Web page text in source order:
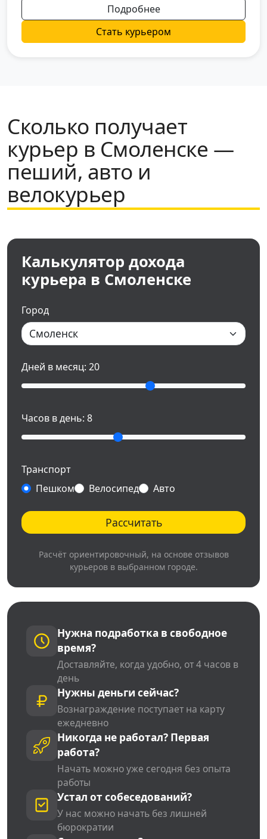
Подробнее
Стать курьером
Сколько получает
курьер в Смоленске —
пеший, авто и
велокурьер
Калькулятор дохода
курьера в Смоленске
Город
Дней в месяц: 20
Часов в день: 8
Транспорт
Пешком
Велосипед Авто
Рассчитать
Расчёт ориентировочный, на основе отзывов
курьеров в выбранном городе.
Нужна подработка в свободное
время?
Доставляйте, когда удобно, от 4 часов в
день
Нужны деньги сейчас?
Вознаграждение поступает на карту
ежедневно
Никогда не работал? Первая
работа?
Начать можно уже сегодня без опыта
работы
Устал от собеседований?
У нас можно начать без лишней
бюрократии